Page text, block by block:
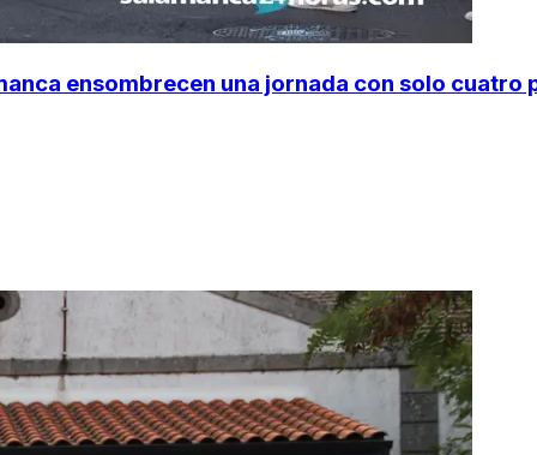
ensombrecen una jornada con solo cuatro